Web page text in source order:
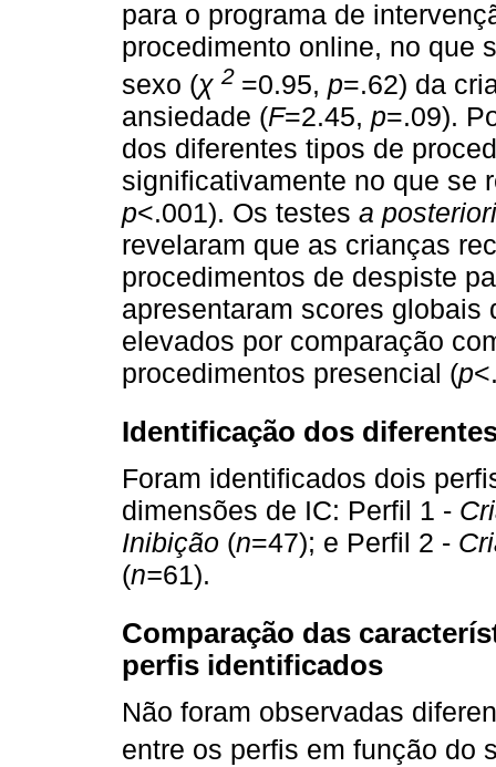
para o programa de
procedimento online, no que
sexo (χ 2 =0.95, p=.62) da
ansiedade (F=2.45, p=.09).
dos diferentes tipos de
significativamente no que se
p<.001). Os testes a posteriori
revelaram que as crianças
procedimentos de despiste
apresentaram scores
elevados por comparação
procedimentos presencial (p
Identificação dos
Foram identificados dois
dimensões de IC: Perfil 1 -
Inibição (n=47); e Perfil 2 -
(n=61).
Comparação das
perfis identificados
Não foram observadas
entre os perfis em função do